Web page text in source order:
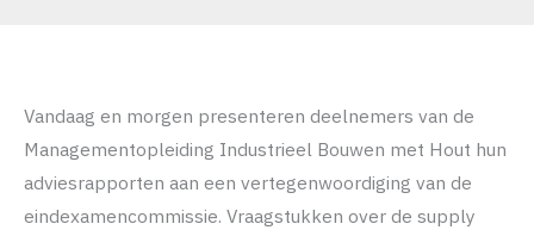
Vandaag en morgen presenteren deelnemers van de
Managementopleiding Industrieel Bouwen met Hout hun
adviesrapporten aan een vertegenwoordiging van de
eindexamencommissie. Vraagstukken over de supply